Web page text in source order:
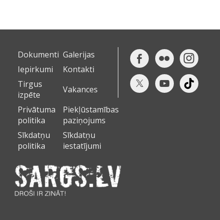
Dokumenti Galerijas
Iepirkumi
Kontakti
Tirgus
izpēte
Vakances
Privātuma
politika
Piekļūstamības
paziņojums
Sīkdatņu
politika
Sīkdatņu
iestatījumi